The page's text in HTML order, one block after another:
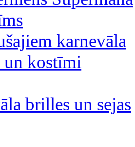
karnevāla
un kostīmi
brilles un sejas